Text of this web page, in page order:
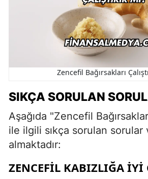
Zencefil Bağırsakları
SIKÇA SORULAN
Aşağıda "Zencefil
ile ilgili sıkça sorulan sorular
almaktadır:
ZENCEFIL KABIZLIĞA İYI